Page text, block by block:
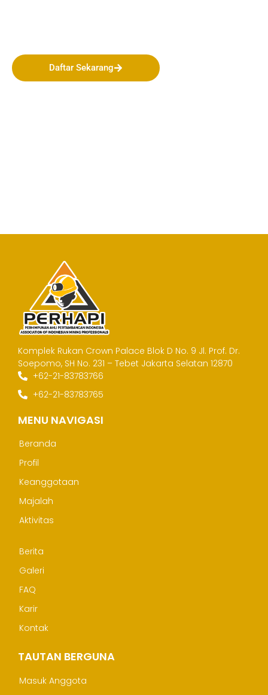
Daftar Sekarang
Komplek Rukan Crown Palace Blok D No. 9 Jl. Prof. Dr.
Soepomo, SH No. 231 – Tebet Jakarta Selatan 12870
+62-21-83783766
+62-21-83783765
MENU NAVIGASI
Beranda
Profil
Keanggotaan
Majalah
Aktivitas
Berita
Galeri
FAQ
Karir
Kontak
TAUTAN BERGUNA
Masuk Anggota